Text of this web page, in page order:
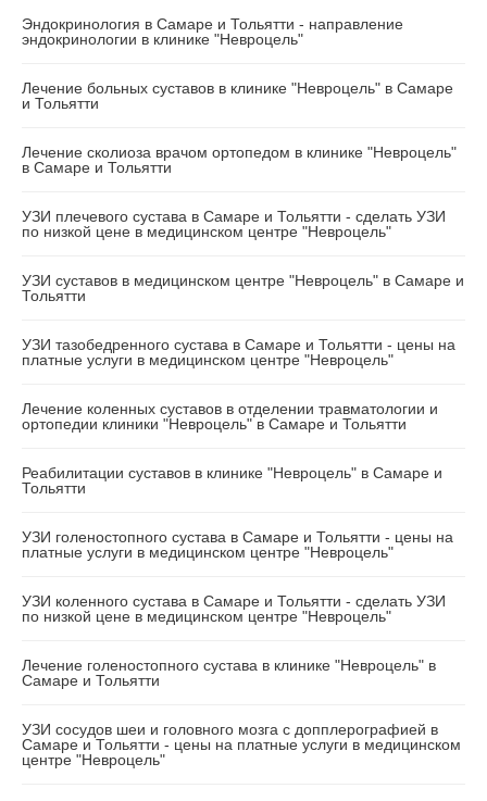
Эндокринология в Самаре и Тольятти - направление
эндокринологии в клинике "Невроцель"
Лечение больных суставов в клинике "Невроцель" в Самаре
и Тольятти
Лечение сколиоза врачом ортопедом в клинике "Невроцель"
в Самаре и Тольятти
УЗИ плечевого сустава в Самаре и Тольятти - сделать УЗИ
по низкой цене в медицинском центре "Невроцель"
УЗИ суставов в медицинском центре "Невроцель" в Самаре и
Тольятти
УЗИ тазобедренного сустава в Самаре и Тольятти - цены на
платные услуги в медицинском центре "Невроцель"
Лечение коленных суставов в отделении травматологии и
ортопедии клиники "Невроцель" в Самаре и Тольятти
Реабилитации суставов в клинике "Невроцель" в Самаре и
Тольятти
УЗИ голеностопного сустава в Самаре и Тольятти - цены на
платные услуги в медицинском центре "Невроцель"
УЗИ коленного сустава в Самаре и Тольятти - сделать УЗИ
по низкой цене в медицинском центре "Невроцель"
Лечение голеностопного сустава в клинике "Невроцель" в
Самаре и Тольятти
УЗИ сосудов шеи и головного мозга с допплерографией в
Самаре и Тольятти - цены на платные услуги в медицинском
центре "Невроцель"